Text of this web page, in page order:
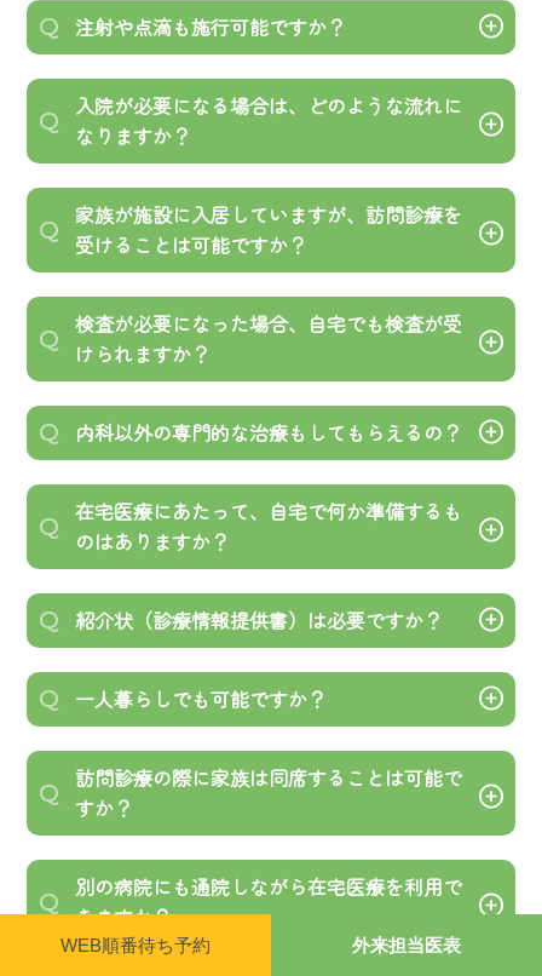
WEB順番待ち予約 外来担当医表
例えば・・・
・ 脳卒中後遺症などで身体が不自由な方
・ 老化や認知症で身体が不自由な方
・ がん末期などで家庭での療養を希望される方
・ 慢性の呼吸器疾患で在宅酸素療養等を受けておら
れる方
・ 経管栄養管理（胃ろうなど）が必要な方
・ 寝たきり、またはそれに準じる方
・ 特定の主治医をお持ちでなく介護保険でかかりつ
け医を持つことを勧められている方
・ その他、何らかの理由で在宅診療を希望される方
多くの処置が在宅で行えるようになっています。以下
のような医療を受け、入院療養を続けておられる患者
談下さい。
中心静脈栄養法、点滴管理
在宅酸素療法
褥瘡（床ずれ）の治療
尿道カテーテル
末期がんの疼痛・点滴管理
筋力低下や麻痺などによるリハビリテーション
自宅療養中、入院中、施設入居中などにかかわらず、
まずはご相談下さい。
A
もちろん可能です。患者さま・ご家族の皆様ができる
限り穏やかに安心して最期の時間を過ごせるよう全力
でサポートさせていただきます。当院では積極的な緩
和治療から看取りまで行っていますのでご安心くださ
い。24時間体制で対応致します。
また、万一途中で在宅療養がつらくなった場合でも、
入院に切り替えてサポートすることが可能です。これ
も入院病床を持つ病院が行う訪問診療の特徴の1つと
考えております。
Q 注射や点滴も施行可能ですか？
行えます。脱水に対する一時的な点滴や、肺炎の治療
などで抗生剤の注射も可能です。もちろんワクチンの
栄養の管理なども行っています。病院と全く同じとい
うわけにはいきませんが、色々と工夫することでかな
院医療へ移行して行うべきと考えられる時は、当院を
含む適した病院への入院をご提案、ご相談させていた
Q
入院が必要になる場合は、どのような流れに
なりますか？
在宅での検査や治療が困難で入院が必要になった場合
は、病状に応じて当院、もしくは日常的に連携してい
がある場合は、その病院と相談、連携することも可能
です。また緊急性が高い場合は、救急車を呼び、救急
Q
家族が施設に入居していますが、訪問診療を
受けることは可能ですか？
高齢者施設（老人ホーム等）への訪問診療も行なって
います。ご入居されている施設が受け入れ可能であれ
必要になりますので、まずはご相談ください。
Q
検査が必要になった場合、自宅でも検査が受
けられますか？
A
血液検査、尿検査をはじめ、心電図、超音波検査など
の検査が対応可能です。
CTや内視鏡検査等の高度な検査は自宅ではできませ
んが、当院へお越しいただき施行することが可能で
す。また、極めて専門性の高い検査が必要になった場
合は、当該検査を行える病院と連携し、受診いただけ
るよう手配します。
Q 内科以外の専門的な治療もしてもらえるの？
当院は内科を標榜していますが、内科以外でもできる
ことはたくさんあります。
くご相談ください。
Q
在宅医療にあたって、自宅で何か準備するも
のはありますか？
A
特別な準備は必要ありません。診療に必要なものは、
当院からお持ちします。受診に際しての事務手続きと
して、保険証のコピー等お願いいたします。
Q 紹介状（診療情報提供書）は必要ですか？
A
必ず必要というわけではありません。状況に応じて、
柔軟に対応いたします。
紹介状があるほうが正確な病状把握が可能になります
ので、紹介状が入手できる方はお願い致します。現在
の主治医に相談してみてください。
Q 一人暮らしでも可能ですか？
もちろん可能です。実際に、一人暮らしで訪問診療を
受けておられる方も多数いらっしゃいます。ケアマネ
手に使えば、一人暮らしでも在宅で療養できる環境を
整えられます。身寄りのない方でも自宅で最期まで生
活できますし、自宅での看取りも可能です。
Q
訪問診療の際に家族は同席することは可能で
すか？
訪問診療においてご家族の皆様のご協力は、大変重要
だと考えています。最近の状態や検査結果などについ
て、不明な点がございましたら、遠慮なくご質問くだ
Q
別の病院にも通院しながら在宅医療を利用で
きますか？